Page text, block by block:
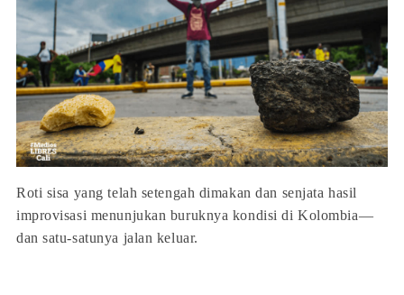
Roti sisa yang telah setengah dimakan dan senjata hasil
improvisasi menunjukan buruknya kondisi di Kolombia—
dan satu-satunya jalan keluar.